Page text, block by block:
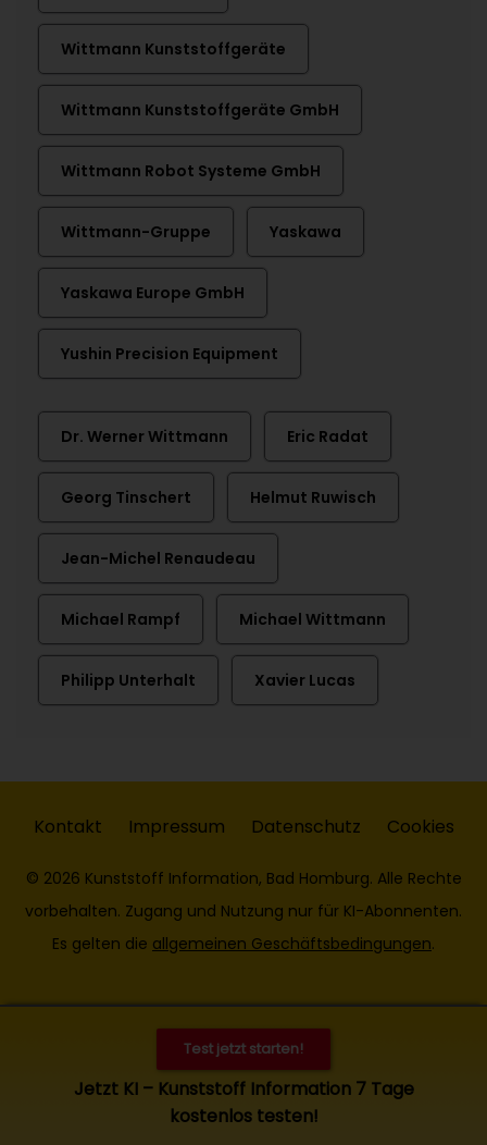
Wittmann Kunststoffgeräte
Wittmann Kunststoffgeräte GmbH
Wittmann Robot Systeme GmbH
Wittmann-Gruppe Yaskawa
Yaskawa Europe GmbH
Yushin Precision Equipment
Dr. Werner Wittmann Eric Radat
Georg Tinschert Helmut Ruwisch
Jean-Michel Renaudeau
Michael Rampf Michael Wittmann
Philipp Unterhalt Xavier Lucas
Test jetzt starten!
Jetzt KI – Kunststoff Information 7 Tage
kostenlos testen!
Kontakt Impressum Datenschutz Cookies
© 2026 Kunststoff Information, Bad Homburg. Alle Rechte
vorbehalten. Zugang und Nutzung nur für KI-Abonnenten.
Es gelten die allgemeinen Geschäftsbedingungen.